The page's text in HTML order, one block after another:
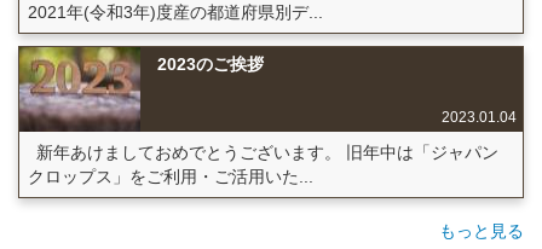
2021年(令和3年)度産の都道府県別デ...
2023のご挨拶
2023.01.04
新年あけましておめでとうございます。 旧年中は「ジャパン
クロップス」をご利用・ご活用いた...
もっと見る